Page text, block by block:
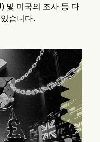
및 미국의 조사 등 다
습니다.